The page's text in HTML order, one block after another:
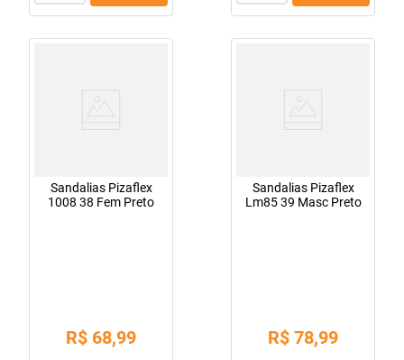
Sandalias Pizaflex
1008 38 Fem Preto
R$ 68,99
Sandalias Pizaflex
Lm85 39 Masc Preto
R$ 78,99